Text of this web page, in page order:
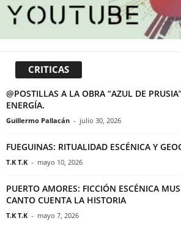
CRITICAS
@POSTILLAS A LA OBRA “AZUL DE
ENERGÍA.
Guillermo Pallacán - julio 30, 2026
FUEGUINAS: RITUALIDAD ESCÉNICA Y
T.K T.K - mayo 10, 2026
PUERTO AMORES: FICCIÓN ESCÉNICA
CANTO CUENTA LA HISTORIA
T.K T.K - mayo 7, 2026